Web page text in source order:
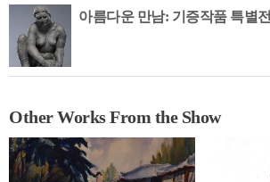
아름다운 만남: 기증작품 특별전
Other Works From the Show